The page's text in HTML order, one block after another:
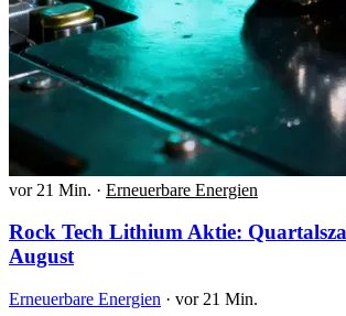
vor 21 Min. · Erneuerbare Energien
Rock Tech Lithium Aktie:
August
Erneuerbare Energien · vor 21 Min.